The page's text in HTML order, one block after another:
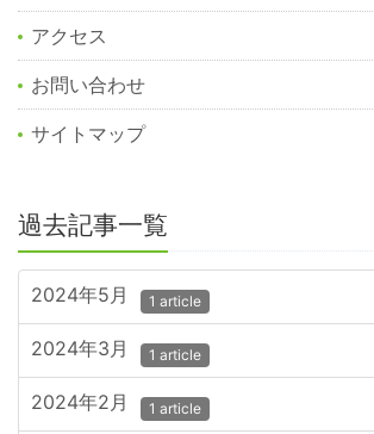
アクセス
お問い合わせ
サイトマップ
過去記事一覧
2024年5月 1 article
2024年3月 1 article
2024年2月 1 article